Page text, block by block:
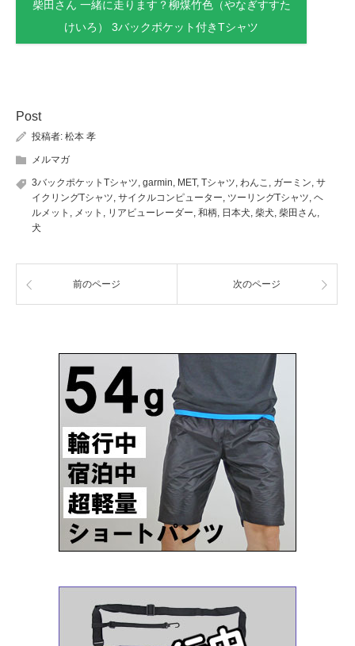
柴田さん 一緒に走ります？柳煤竹色（やなぎすすた
けいろ） 3バックポケット付きTシャツ
Post
投稿者: 松本 孝
メルマガ
3バックポケットTシャツ, garmin, MET, Tシャツ, わんこ , ガーミン, サ
イクリングTシャツ, サイクルコンピューター, ツーリングTシャツ, ヘ
ルメット , メット , リアビューレーダー, 和柄, 日本犬, 柴犬, 柴田さん,
犬
前のページ 次のページ